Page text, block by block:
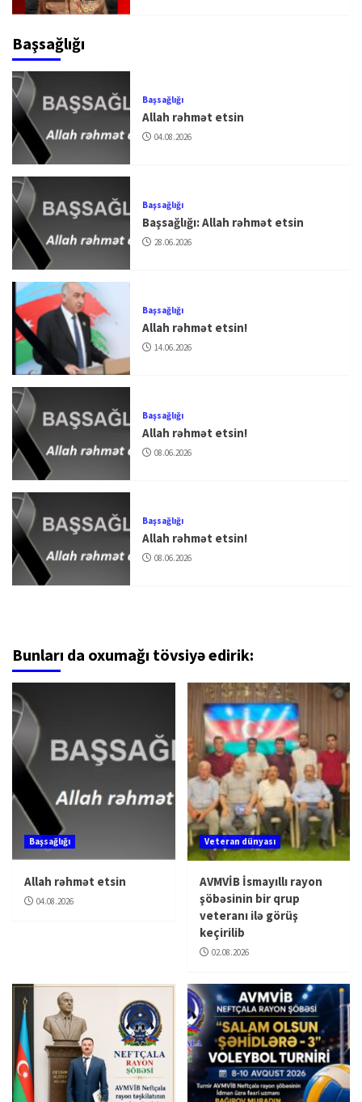
Başsağlığı
Başsağlığı
Allah rəhmət etsin
04.08.2026
Başsağlığı
Başsağlığı: Allah rəhmət etsin
28.06.2026
Başsağlığı
Allah rəhmət etsin!
14.06.2026
Başsağlığı
Allah rəhmət etsin!
08.06.2026
Başsağlığı
Allah rəhmət etsin!
08.06.2026
Bunları da oxumağı tövsiyə edirik:
Başsağlığı
Allah rəhmət etsin
04.08.2026
Veteran dünyası
AVMVİB İsmayıllı rayon
şöbəsinin bir qrup
veteranı ilə görüş
keçirilib
02.08.2026